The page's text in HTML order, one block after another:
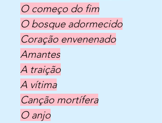
O começo do fim
O bosque adormecido
Coração envenenado
Amantes
A traição
A vítima
Canção mortífera
O anjo